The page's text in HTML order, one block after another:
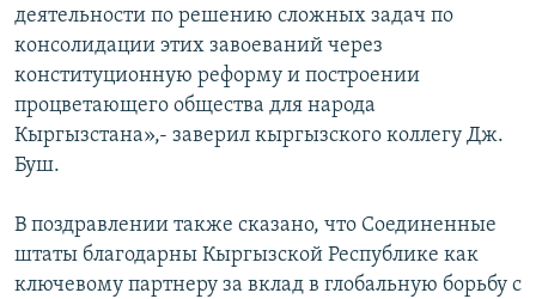
деятельности по решению сложных задач по
консолидации этих завоеваний через
конституционную реформу и построении
процветающего общества для народа
Кыргызстана»,- заверил кыргызского коллегу Дж.
Буш.
В поздравлении также сказано, что Соединенные
штаты благодарны Кыргызской Республике как
ключевому партнеру за вклад в глобальную борьбу с